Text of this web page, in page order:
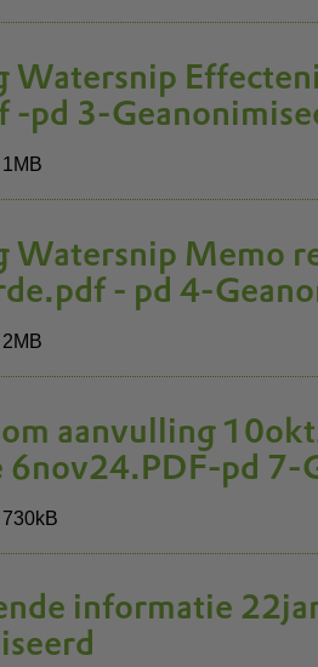
Watersnip
-pd 3-
Watersnip Memo
- pd 4-
aanvulling
pd 7-
730kB
informatie